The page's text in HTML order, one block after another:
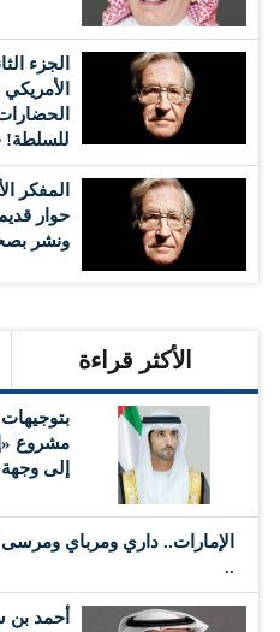
الجزء
للسلطة!
المفكر
حوار
ونشر
الأكثر قراءة
مشروع
إلى وجهة
الإمارات.. داري ومرباي ومرسى
..
أحمد بن